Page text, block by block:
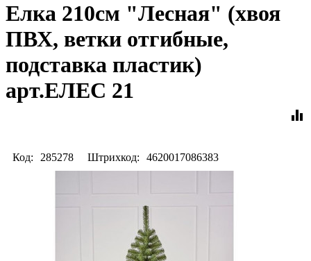
Елка 210см "Лесная" (хвоя
ПВХ, ветки отгибные,
подставка пластик)
арт.ЕЛЕС 21
equalizer
Код: 285278 Штрихкод: 4620017086383